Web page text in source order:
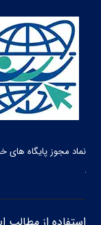
نماد مجوز پایگاه های